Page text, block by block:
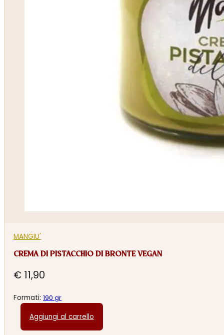
MANGIU'
CREMA DI PISTACCHIO DI BRONTE VEGAN
€ 11,90
Formati:190 gr
Aggiungi al carrello